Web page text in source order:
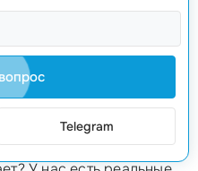
бизнес-процессах: ваше
выделиться на фоне
Telegram